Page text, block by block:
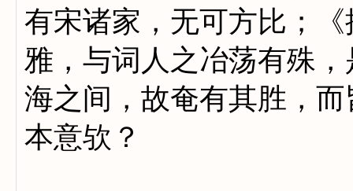
有宋诸家，无可方比；
雅，与词人之冶荡有殊
海之间，故奄有其胜，
本意欤？